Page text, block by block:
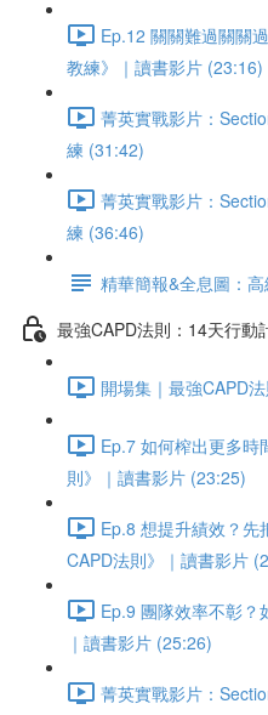
Ep.12 關關難過關關
教練》｜讀書影片 (23:16)
菁英實戰影片：
練 (31:42)
菁英實戰影片：
練 (36:46)
精華簡報&全息圖：
最強CAPD法則：14天行動
開場集｜最強CAPD
Ep.7 如何榨出更多時
則》｜讀書影片 (23:25)
Ep.8 想提升績效？先
CAPD法則》｜讀書影片
Ep.9 團隊效率不彰？
｜讀書影片 (25:26)
菁英實戰影片：